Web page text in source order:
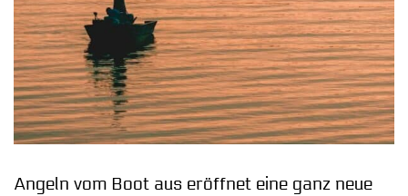
Angeln vom Boot aus eröffnet eine ganz neue